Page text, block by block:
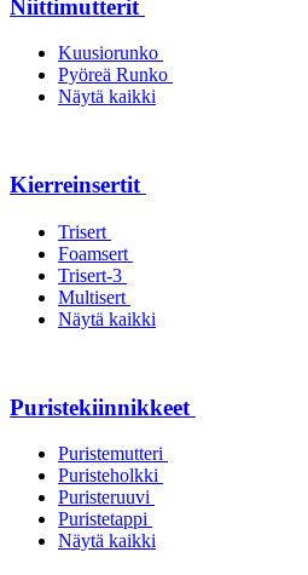
Niittimutterit
Kuusiorunko
Pyöreä Runko
Näytä kaikki
Kierreinsertit
Trisert
Foamsert
Trisert-3
Multisert
Näytä kaikki
Puristekiinnikkeet
Puristemutteri
Puristeholkki
Puristeruuvi
Puristetappi
Näytä kaikki